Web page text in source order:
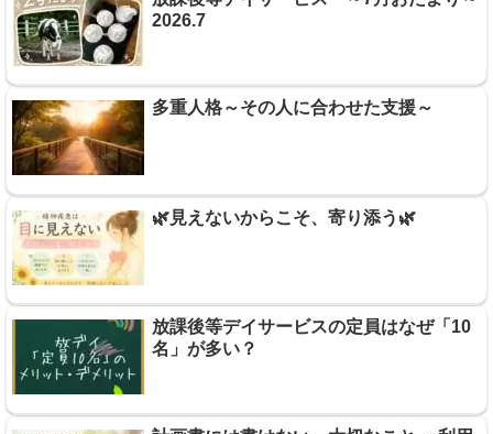
2026.7
多重人格～その人に合わせた支援～
🌿見えないからこそ、寄り添う🌿
放課後等デイサービスの定員はなぜ「10
名」が多い？